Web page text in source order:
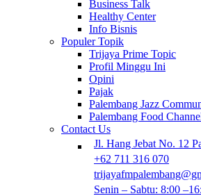
Business Talk
Healthy Center
Info Bisnis
Populer Topik
Trijaya Prime Topic
Profil Minggu Ini
Opini
Pajak
Palembang Jazz
Palembang Food
Contact Us
Jl. Hang Jebat No. 12
+62 711 316 070
Senin – Sabtu: 8:00